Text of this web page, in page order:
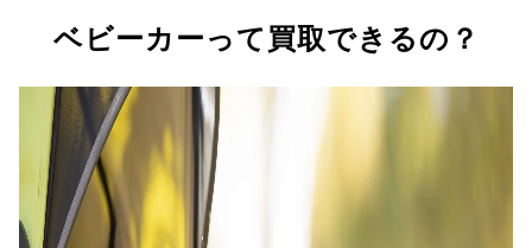
ベビーカーって買取できるの？